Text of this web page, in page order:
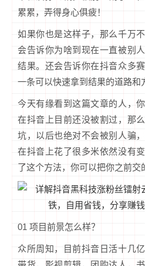
累累，弄得身心俱疲！
如果你也是这样子，那么千万
会告诉你为啥到现在一直被别
结果。还会告诉你在抖音众多
一条可以快速拿到结果的道路和
今天有缘看到这篇文章的人，
在抖音上目前还没被割过，那
坑，以后也绝对不会被别人骗
在抖音上花了很多米依然没有
了这个方法，你可以把你之前交
01 项目前景怎么样？
众所周知，目前抖音日活十几